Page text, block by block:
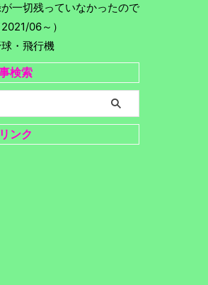
一切残っていなかったので
06～）
・飛行機
検索
ンク